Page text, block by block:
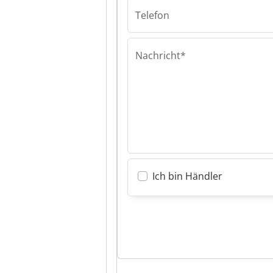
GmbH
Telefon
Nachricht*
Ich bin Händler